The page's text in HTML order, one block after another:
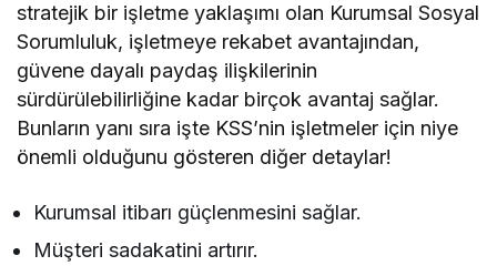
stratejik bir işletme yaklaşımı olan Kurumsal Sosyal
Sorumluluk, işletmeye rekabet avantajından,
güvene dayalı paydaş ilişkilerinin
sürdürülebilirliğine kadar birçok avantaj sağlar.
Bunların yanı sıra işte KSS’nin işletmeler için niye
önemli olduğunu gösteren diğer detaylar!
Kurumsal itibarı güçlenmesini sağlar.
Müşteri sadakatini artırır.